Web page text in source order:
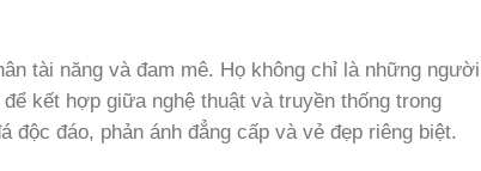
tài năng và đam mê. Họ không chỉ là những người
kết hợp giữa nghệ thuật và truyền thống trong
đáo, phản ánh đẳng cấp và vẻ đẹp riêng biệt.